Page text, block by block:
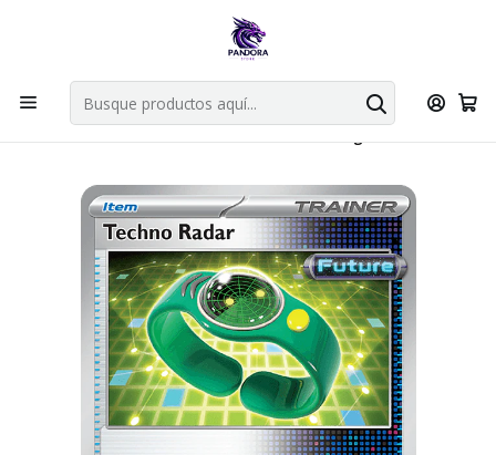
Por compras en cartas singles superiores a 49.990 el envio es
Explorar singles
Inicio Juegos de cartas TCG Pokémon TCG
Singles de Pokémon